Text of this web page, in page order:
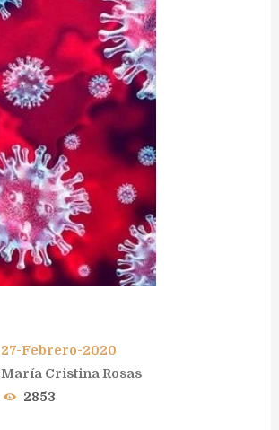
27-Febrero-2020
María Cristina Rosas
2853